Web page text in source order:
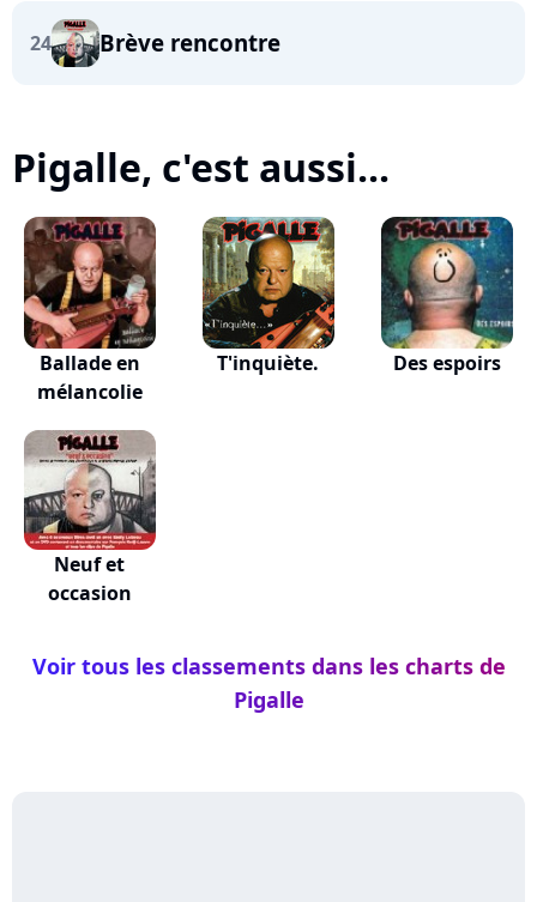
24 Brève rencontre
Pigalle, c'est aussi...
Ballade en
mélancolie
T'inquiète. Des espoirs
Neuf et
occasion
Voir tous les classements dans les charts de
Pigalle